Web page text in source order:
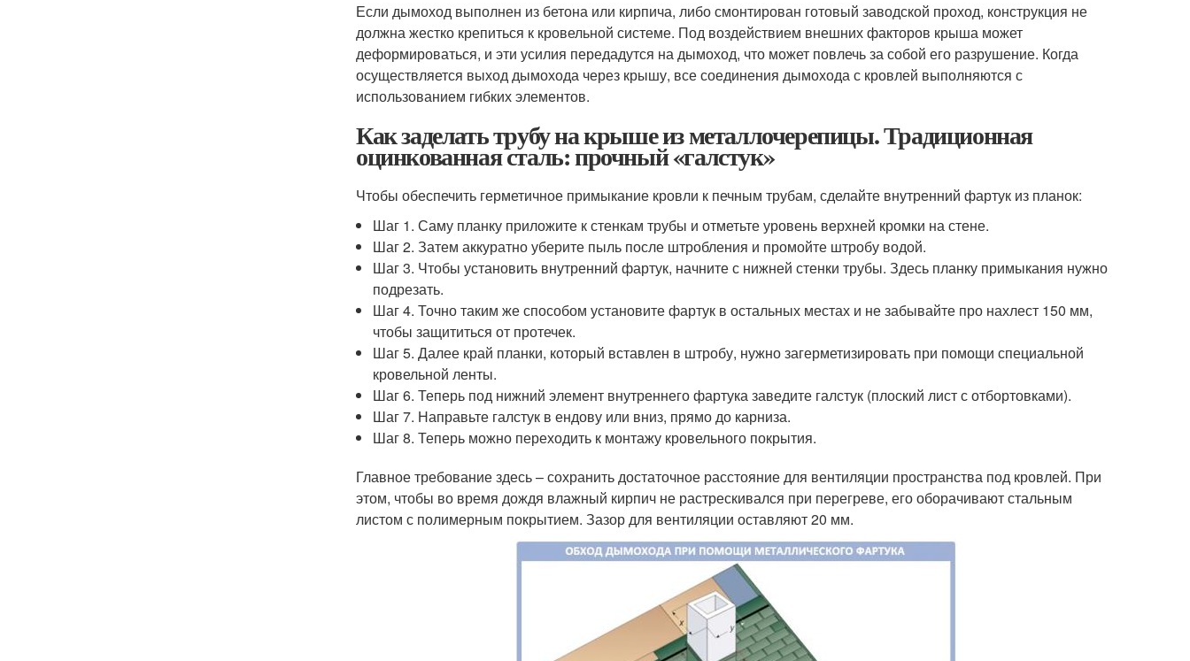
Если дымоход выполнен из бетона или кирпича, либо смонтирован готовый заводской проход, конструкция не
должна жестко крепиться к кровельной системе. Под воздействием внешних факторов крыша может
деформироваться, и эти усилия передадутся на дымоход, что может повлечь за собой его разрушение. Когда
осуществляется выход дымохода через крышу, все соединения дымохода с кровлей выполняются с
использованием гибких элементов.
Как заделать трубу на крыше из металлочерепицы. Традиционная
оцинкованная сталь: прочный «галстук»
Чтобы обеспечить герметичное примыкание кровли к печным трубам, сделайте внутренний фартук из планок:
Шаг 1. Саму планку приложите к стенкам трубы и отметьте уровень верхней кромки на стене.
Шаг 2. Затем аккуратно уберите пыль после штробления и промойте штробу водой.
Шаг 3. Чтобы установить внутренний фартук, начните с нижней стенки трубы. Здесь планку примыкания нужно
подрезать.
Шаг 4. Точно таким же способом установите фартук в остальных местах и не забывайте про нахлест 150 мм,
чтобы защититься от протечек.
Шаг 5. Далее край планки, который вставлен в штробу, нужно загерметизировать при помощи специальной
кровельной ленты.
Шаг 6. Теперь под нижний элемент внутреннего фартука заведите галстук (плоский лист с отбортовками).
Шаг 7. Направьте галстук в ендову или вниз, прямо до карниза.
Шаг 8. Теперь можно переходить к монтажу кровельного покрытия.
Главное требование здесь – сохранить достаточное расстояние для вентиляции пространства под кровлей. При
этом, чтобы во время дождя влажный кирпич не растрескивался при перегреве, его оборачивают стальным
листом с полимерным покрытием. Зазор для вентиляции оставляют 20 мм.